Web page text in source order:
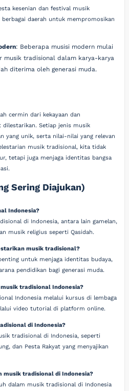
kesenian dan festival musik
daerah untuk mempromosikan
: Beberapa musisi modern mulai
musik tradisional dalam karya-karya
diterima oleh generasi muda.
cermin dari kekayaan dan
dilestarikan. Setiap jenis musik
yang unik, serta nilai-nilai yang relevan
musik tradisional, kita tidak
tetapi juga menjaga identitas bangsa
Sering Diajukan)
Indonesia?
di Indonesia, antara lain gamelan,
musik religius seperti Qasidah.
musik tradisional?
untuk menjaga identitas budaya,
pendidikan bagi generasi muda.
tradisional Indonesia?
Indonesia melalui kursus di lembaga
video tutorial di platform online.
di Indonesia?
tradisional di Indonesia, seperti
dan Pesta Rakyat yang menyajikan
musik tradisional di Indonesia?
dalam musik tradisional di Indonesia